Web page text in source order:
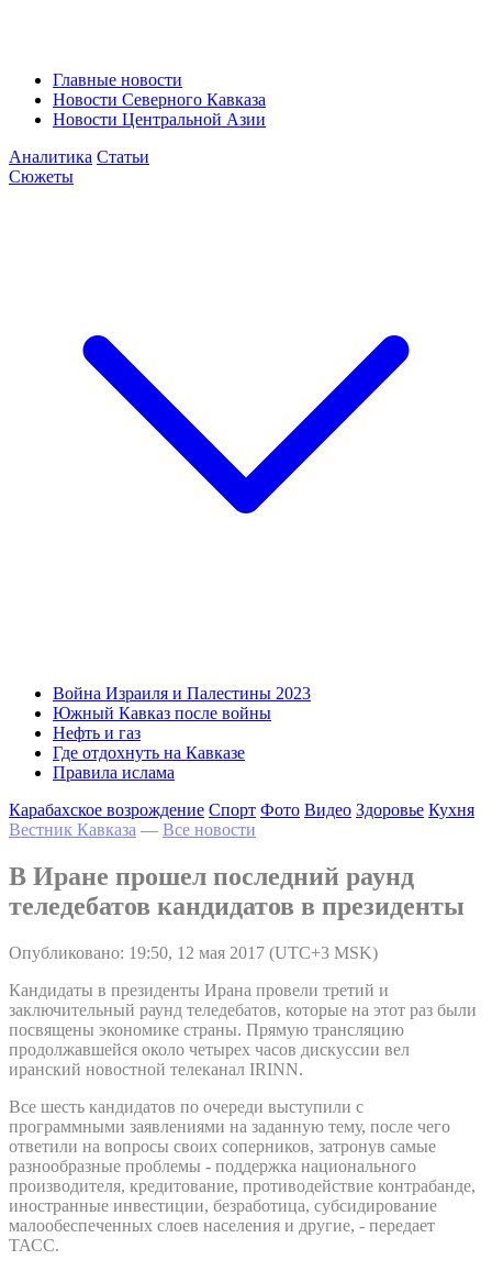
Главные новости
Новости Северного Кавказа
Новости Центральной Азии
Аналитика Статьи
Сюжеты
Война Израиля и Палестины 2023
Южный Кавказ после войны
Нефть и газ
Где отдохнуть на Кавказе
Правила ислама
Карабахское возрождение Спорт Фото Видео Здоровье Кухня
Вестник Кавказа — Все новости
В Иране прошел последний раунд
теледебатов кандидатов в президенты
Опубликовано: 19:50, 12 мая 2017 (UTC+3 MSK)
Кандидаты в президенты Ирана провели третий и
заключительный раунд теледебатов, которые на этот раз были
посвящены экономике страны. Прямую трансляцию
продолжавшейся около четырех часов дискуссии вел
иранский новостной телеканал IRINN.
Все шесть кандидатов по очереди выступили с
программными заявлениями на заданную тему, после чего
ответили на вопросы своих соперников, затронув самые
разнообразные проблемы - поддержка национального
производителя, кредитование, противодействие контрабанде,
иностранные инвестиции, безработица, субсидирование
малообеспеченных слоев населения и другие, - передает
ТАСС.